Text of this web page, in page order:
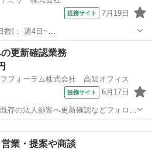
提携サイト 7月19日
[勤務地・最寄
選択可 ワールド・ファ...
更新確認業務
フォーラム株式会社 高知オフィス
提携サイト 6月17日
存の法人顧客へ更新確認などフォロー
業・提案や商談